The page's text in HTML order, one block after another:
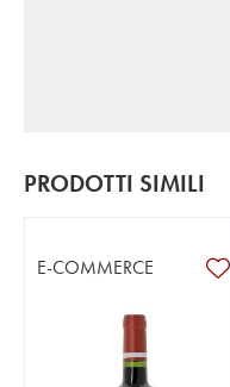
PRODOTTI SIMILI
E-COMMERCE